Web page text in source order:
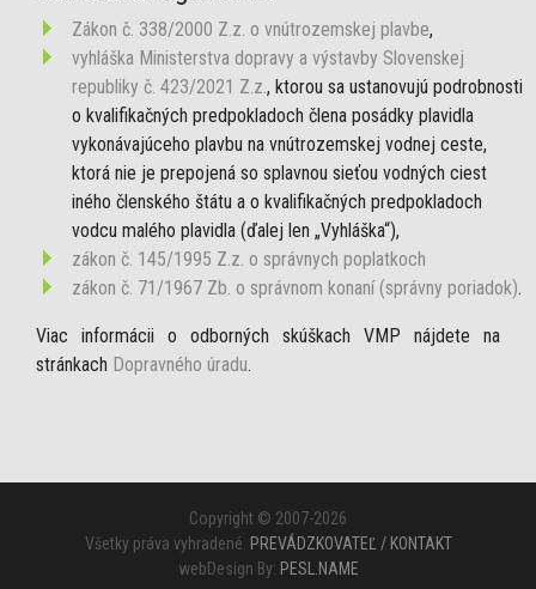
Zákon č. 338/2000 Z.z. o vnútrozemskej plavbe,
vyhláška Ministerstva dopravy a výstavby Slovenskej
republiky č. 423/2021 Z.z., ktorou sa ustanovujú podrobnosti
o kvalifikačných predpokladoch člena posádky plavidla
vykonávajúceho plavbu na vnútrozemskej vodnej ceste,
ktorá nie je prepojená so splavnou sieťou vodných ciest
iného členského štátu a o kvalifikačných predpokladoch
vodcu malého plavidla (ďalej len „Vyhláška“),
zákon č. 145/1995 Z.z. o správnych poplatkoch
zákon č. 71/1967 Zb. o správnom konaní (správny poriadok).
Viac informácii o odborných skúškach VMP nájdete na
stránkach Dopravného úradu.
Copyright © 2007-2026
Všetky práva vyhradené. PREVÁDZKOVATEĽ / KONTAKT
webDesign By: PESL.NAME